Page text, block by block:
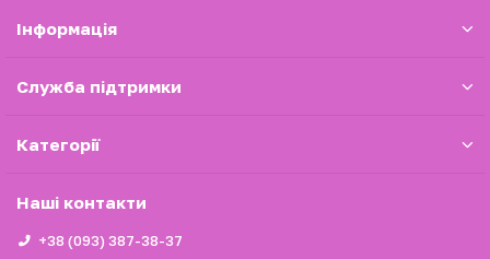
Iнформація
Служба підтримки
Категорії
Наші контакти
+38 (093) 387-38-37